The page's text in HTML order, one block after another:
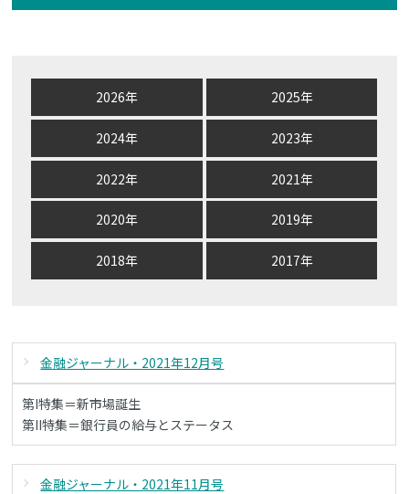
2026年 2025年
2024年 2023年
2022年 2021年
2020年 2019年
2018年 2017年
金融ジャーナル・2021年12月号
第I特集＝新市場誕生
第II特集＝銀行員の給与とステータス
金融ジャーナル・2021年11月号